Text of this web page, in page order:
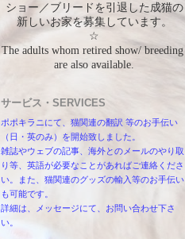
ショー／ブリードを引退した成猫の
新しいお家を募集しています。
☆
The adults whom retired show/ breeding
are also available.
サービス・SERVICES
ポポキラニにて、猫関連の翻訳 等のお手伝い
（日・英のみ）を開始致しました。
雑誌やウェブの記事、海外とのメールのやり取
り等、英語が必要なことがあればご連絡くださ
い。また、猫関連のグッズの輸入等のお手伝い
も可能です。
詳細は、メッセージにて、お問い合わせ下さ
い。